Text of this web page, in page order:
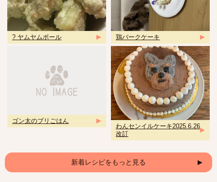
? ヤムヤムボール 鶏バークケーキ
ゴン太のブリごはん
わんセンイルケーキ2025.6.26
改訂
新着レシピをもっと見る